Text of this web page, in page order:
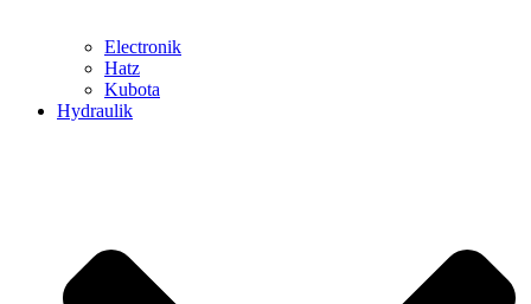
Electronik
Hatz
Kubota
Hydraulik